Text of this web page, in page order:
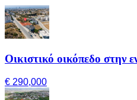
Οικιστικό οικόπεδο στην
€ 290,000